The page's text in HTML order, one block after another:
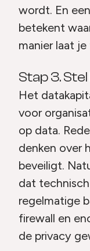
wordt. En
betekent
manier laat
Stap 3.
Het
voor
op data.
denken over
beveiligt.
dat technisch
regelmatige
firewall en
de privacy